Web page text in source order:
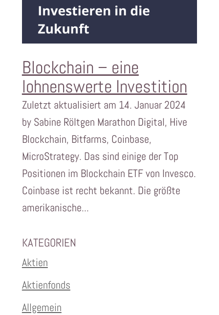
Blockchain – eine
lohnenswerte Investition
Zuletzt aktualisiert am 14. Januar 2024
by Sabine Röltgen Marathon Digital, Hive
Blockchain, Bitfarms, Coinbase,
MicroStrategy. Das sind einige der Top
Positionen im Blockchain ETF von Invesco.
Coinbase ist recht bekannt. Die größte
amerikanische...
KATEGORIEN
Aktien
Aktienfonds
Allgemein